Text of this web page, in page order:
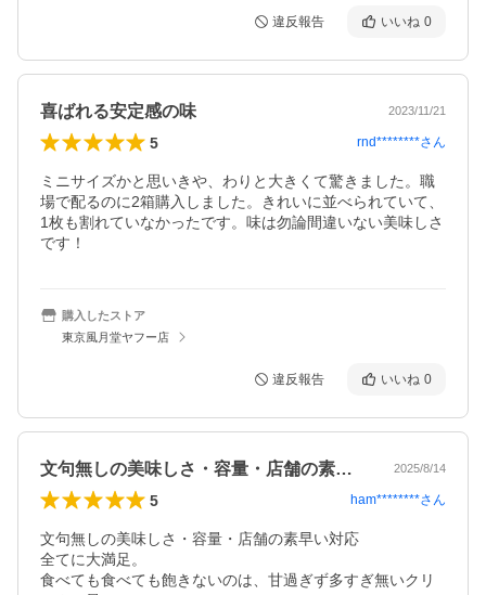
違反報告 いいね 0
喜ばれる安定感の味 2023/11/21
5 rnd********さん
ミニサイズかと思いきや、わりと大きくて驚きました。職
場で配るのに2箱購入しました。きれいに並べられていて、
1枚も割れていなかったです。味は勿論間違いない美味しさ
です！
購入したストア
東京風月堂ヤフー店
違反報告 いいね 0
文句無しの美味しさ・容量・店舗の素早い… 2025/8/14
5 ham********さん
文句無しの美味しさ・容量・店舗の素早い対応
全てに大満足。
食べても食べても飽きないのは、甘過ぎず多すぎ無いクリ